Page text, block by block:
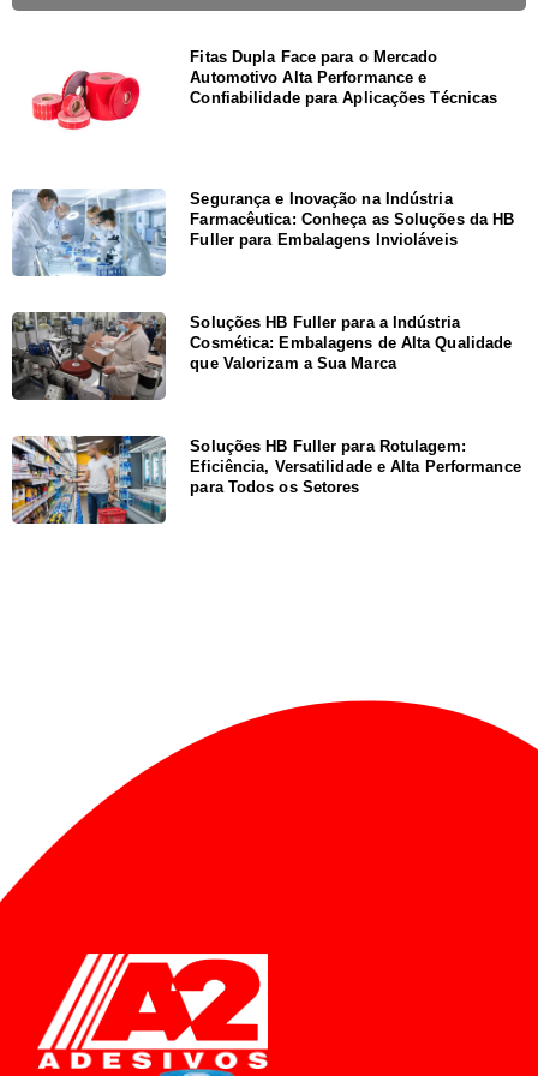
Fitas Dupla Face para o Mercado
Automotivo Alta Performance e
Confiabilidade para Aplicações Técnicas
Segurança e Inovação na Indústria
Farmacêutica: Conheça as Soluções da HB
Fuller para Embalagens Invioláveis
Soluções HB Fuller para a Indústria
Cosmética: Embalagens de Alta Qualidade
que Valorizam a Sua Marca
Soluções HB Fuller para Rotulagem:
Eficiência, Versatilidade e Alta Performance
para Todos os Setores